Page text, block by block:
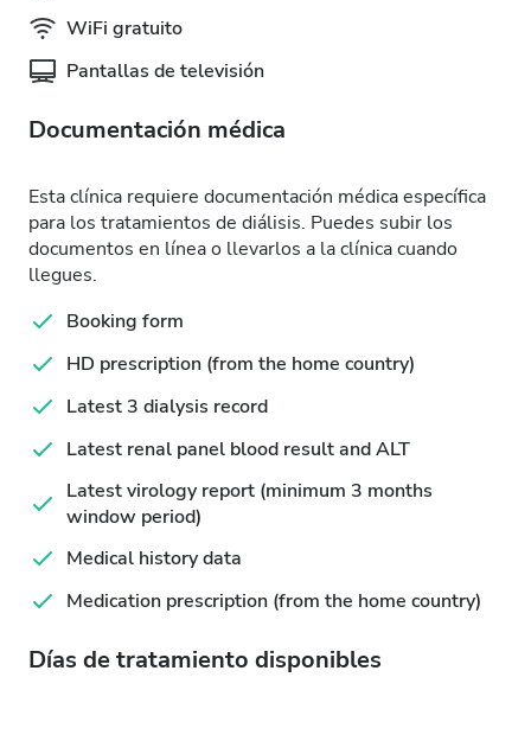
WiFi gratuito
Pantallas de televisión
Documentación médica
Esta clínica requiere documentación médica específica
para los tratamientos de diálisis. Puedes subir los
documentos en línea o llevarlos a la clínica cuando
llegues.
Booking form
HD prescription (from the home country)
Latest 3 dialysis record
Latest renal panel blood result and ALT
Latest virology report (minimum 3 months
window period)
Medical history data
Medication prescription (from the home country)
Días de tratamiento disponibles